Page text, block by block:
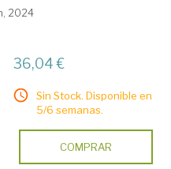
2024
36,04 €
Sin Stock. Disponible en
5/6 semanas.
COMPRAR